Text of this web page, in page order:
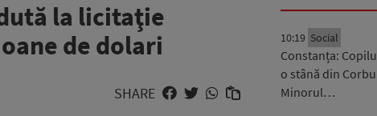
la licitaţie
de dolari
SHARE
10:19 Social
Constanța:
o stână din
Minorul…